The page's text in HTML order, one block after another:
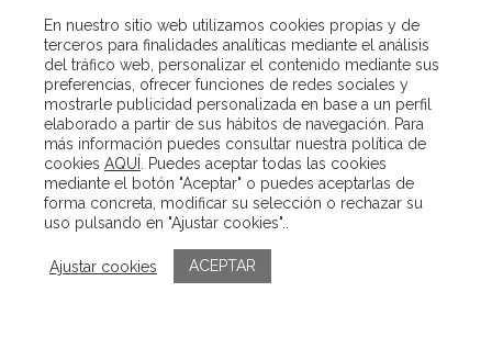
¿Tienes alguna duda?, contacta con nosotros y te responderemos
encantados
Escríbenos
Copyright – Van Beveren 2020
En nuestro sitio web utilizamos cookies propias y de
terceros para finalidades analíticas mediante el análisis
del tráfico web, personalizar el contenido mediante sus
preferencias, ofrecer funciones de redes sociales y
mostrarle publicidad personalizada en base a un perfil
elaborado a partir de sus hábitos de navegación. Para
más información puedes consultar nuestra política de
cookies AQUÍ
. Puedes aceptar todas las cookies
mediante el botón "Aceptar" o puedes aceptarlas de
forma concreta, modificar su selección o rechazar su
uso pulsando en "Ajustar cookies"..
Ajustar cookies ACEPTAR